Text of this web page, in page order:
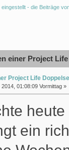
- die Beiträge
einer Project
Project Life
2014, 01:08:09 Vormittag »
ein